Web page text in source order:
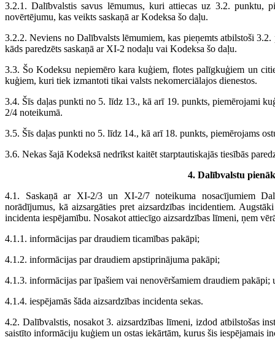
3.2.1. Dalībvalstis savus lēmumus, kuri attiecas uz 3.2. punktu,
novērtējumu, kas veikts saskaņā ar Kodeksa šo daļu.
3.2.2. Neviens no Dalībvalsts lēmumiem, kas pieņemts atbilstoši
kāds paredzēts saskaņā ar XI-2 nodaļu vai Kodeksa šo daļu.
3.3. Šo Kodeksu nepiemēro kara kuģiem, flotes palīgkuģiem un
kuģiem, kuri tiek izmantoti tikai valsts nekomerciālajos dienestos.
3.4. Šīs daļas punkti no 5. līdz 13., kā arī 19. punkts, piemērojami
2/4 noteikumā.
3.5. Šīs daļas punkti no 5. līdz 14., kā arī 18. punkts, piemērojams
3.6. Nekas šajā Kodeksā nedrīkst kaitēt starptautiskajās tiesībās
4. Dalībvalstu
4.1. Saskaņā ar XI-2/3 un XI-2/7 noteikuma nosacījumiem
norādījumus, kā aizsargāties pret aizsardzības incidentiem.
incidenta iespējamību. Nosakot attiecīgo aizsardzības līmeni, ņem
4.1.1. informācijas par draudiem ticamības pakāpi;
4.1.2. informācijas par draudiem apstiprinājuma pakāpi;
4.1.3. informācijas par īpašiem vai nenovēršamiem draudiem pakāpi;
4.1.4. iespējamās šāda aizsardzības incidenta sekas.
4.2. Dalībvalstis, nosakot 3. aizsardzības līmeni, izdod atbilstošas
saistīto informāciju kuģiem un ostas iekārtām, kurus šis iespējamais